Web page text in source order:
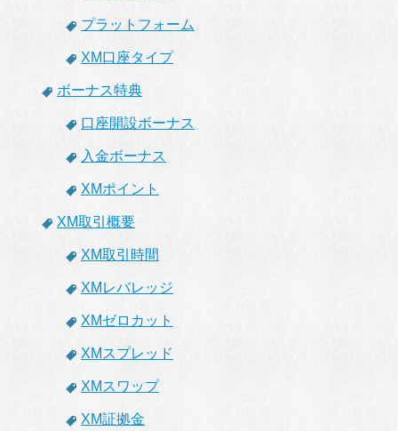
プラットフォーム
XM口座タイプ
ボーナス特典
口座開設ボーナス
入金ボーナス
XMポイント
XM取引概要
XM取引時間
XMレバレッジ
XMゼロカット
XMスプレッド
XMスワップ
XM証拠金